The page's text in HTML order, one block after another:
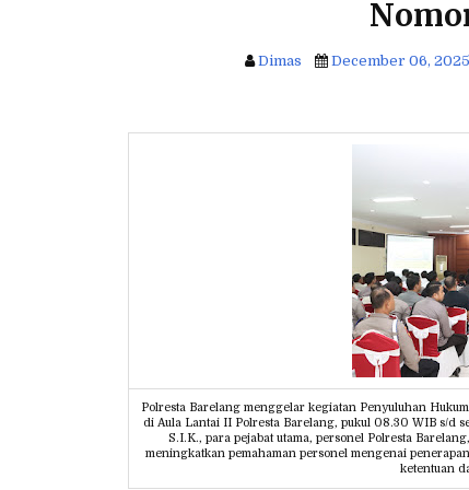
Dimas December 06, 2025
Polresta Barelang menggelar kegiatan Penyuluhan
di Aula Lantai II Polresta Barelang, pukul 08.30 WIB s/d
S.I.K., para pejabat utama, personel Polresta
meningkatkan pemahaman personel mengenai
ketentuan